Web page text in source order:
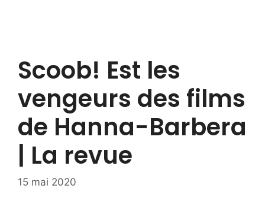
Scoob! Est les
vengeurs des films
de Hanna-Barbera
| La revue
15 mai 2020